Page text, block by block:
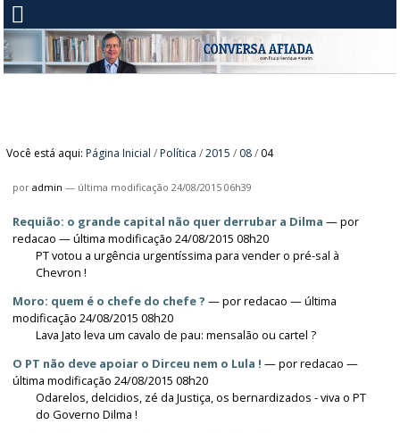
Você está aqui: Página Inicial / Política /2015 / 08 / 04
poradmin — última modificação 24/08/2015 06h39
Requião: o grande capital não quer derrubar a Dilma —por
redacao — última modificação 24/08/2015 08h20
PT votou a urgência urgentíssima para vender o pré-sal à
Chevron !​
Moro: quem é o chefe do chefe ? —porredacao — última
modificação 24/08/2015 08h20
Lava Jato leva um cavalo de pau: mensalão ou cartel ?
O PT não deve apoiar o Dirceu nem o Lula ! —porredacao —
última modificação 24/08/2015 08h20
Odarelos, delcidios, zé da Justiça, os bernardizados - viva o PT
do Governo Dilma !